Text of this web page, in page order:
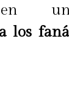
en
los